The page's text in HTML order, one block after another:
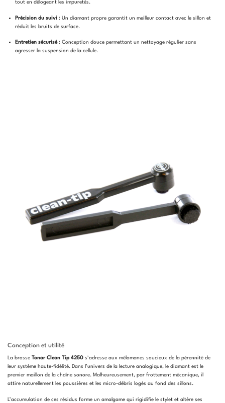
tout en délogeant les impuretés.
Précision du suivi: Un diamant propre garantit un meilleur contact avec le sillon et
réduit les bruits de surface.
Entretien sécurisé: Conception douce permettant un nettoyage régulier sans
agresser la suspension de la cellule.
Conception et utilité
La brosse Tonar Clean Tip 4250 s’adresse aux mélomanes soucieux de la pérennité de
leur système haute-fidélité. Dans l’univers de la lecture analogique, le diamant est le
premier maillon de la chaîne sonore. Malheureusement, par frottement mécanique, il
attire naturellement les poussières et les micro-débris logés au fond des sillons.
L’accumulation de ces résidus forme un amalgame qui rigidifie le stylet et altère ses